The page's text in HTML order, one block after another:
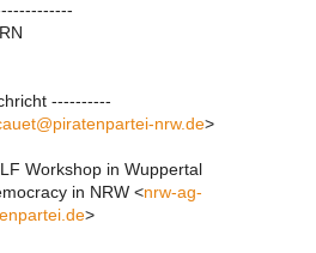
----------
nrw.de>
Workshop in Wuppertal
in NRW <nrw-ag-
>